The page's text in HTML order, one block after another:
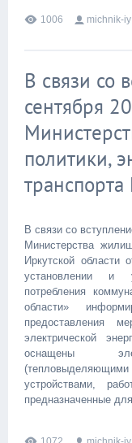
1006 michnik-iy
В связи со
сентября
политики,
транспорта
В связи со
Министерства
Иркутской
установлении и
потребления
области»
предоставления
электрической
оснащены
устройствами,
предназначенные для